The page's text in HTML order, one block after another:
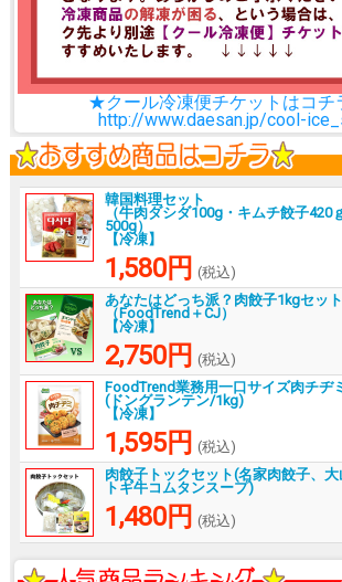
★クール冷凍便チケットはコ
http://www.daesan.jp/cool-
韓国料理セット
（牛肉ダシダ100g・キムチ餃子420
500g）
【冷凍】
1,580円 (税込)
あなたはどっち派？肉餃子1kgセット
（FoodTrend＋CJ）
【冷凍】
2,750円 (税込)
FoodTrend業務用一口サイズ肉チヂ
(ドングランテン/1kg)
【冷凍】
1,595円 (税込)
肉餃子トックセット(名家肉餃子、
トギ牛コムタンスープ)
1,480円 (税込)